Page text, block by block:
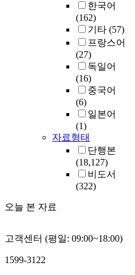
한국어
(162)
기타 (57)
프랑스어
(27)
독일어
(16)
중국어
(6)
일본어
(1)
자료형태
단행본
(18,127)
비도서
(322)
오늘 본 자료
고객센터 (평일: 09:00~18:00)
1599-3122